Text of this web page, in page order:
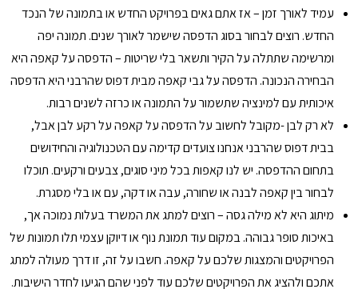
עמיד לאורך זמן – אז אתם גאים בפרויקט החדש או בתמונה של הנכד
החדש. רוצים לבחור בסוג הדפסה שישמר לאורך שנים. תמונה יפה
ומרשימה שתתלה על הקיר ותשאר בלי שריטות – הדפסה על קאפה היא
הבחירה הנכונה. הדפסה על גבי קאפה מבית דפוס שהרבני היא הדפסה
איכותית עם למינציה שתשמור על התמונה או כרזה לשנים רבות.
לא רק לבן -מקובל לחשוב על הדפסה על קאפה על רקע לבן אבל,
בבית דפוס שהרבני אנחנו צועדים קדימה עם הטכנולוגיה והחידושים
בתחום ההדפסה. יש לנו קאפות בכל מיני סוגים, צבעים ורקעים. תוכלו
לבחור בין קאפה לבנה או שחורה, עבה או דקה, עם או בלי מסגרת.
מיתוג היא לא מילה גסה – רוצים למתג את המשרד בעלות נמוכה אך,
באיכות סופר גבוהה. במקום עוד תמונת נוף או דיוקן עצמי תלו תמונות של
הפרויקטים והמצגות שלכם על קאפה. חשבו על זה, זו דרך מעולה למתג
אתכם ולהציג את הפרויקטים שלכם עוד לפני שהם הגיעו לחדר הישיבות.